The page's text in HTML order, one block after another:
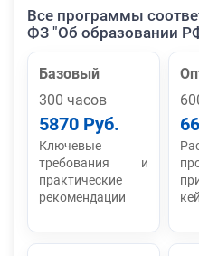
Все программы
ФЗ "Об образовании
Базовый
300 часов
5870 Руб.
Ключевые
требования и
практические
рекомендации